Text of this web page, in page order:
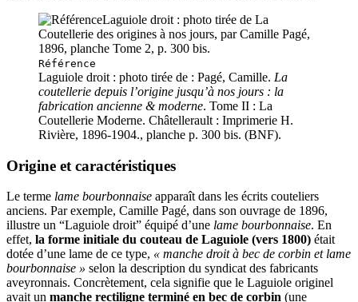
Référence
Laguiole droit : photo tirée de : Pagé, Camille. La
coutellerie depuis l’origine jusqu’à nos jours : la
fabrication ancienne & moderne. Tome II : La
Coutellerie Moderne. Châtellerault : Imprimerie H.
Rivière, 1896-1904., planche p. 300 bis. (BNF).
Origine et caractéristiques
Le terme lame bourbonnaise apparaît dans les écrits couteliers
anciens. Par exemple, Camille Pagé, dans son ouvrage de 1896,
illustre un “Laguiole droit” équipé d’une lame bourbonnaise. En
effet, la forme initiale du couteau de Laguiole (vers 1800) était
dotée d’une lame de ce type, « manche droit à bec de corbin et lame
bourbonnaise » selon la description du syndicat des fabricants
aveyronnais. Concrètement, cela signifie que le Laguiole originel
avait un manche rectiligne terminé en bec de corbin (une